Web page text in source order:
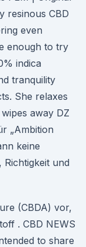
resinous CBD
even
enough to try
indica
tranquility
She relaxes
away DZ
„Ambition
keine
Richtigkeit und
(CBDA) vor,
. CBD NEWS
to share